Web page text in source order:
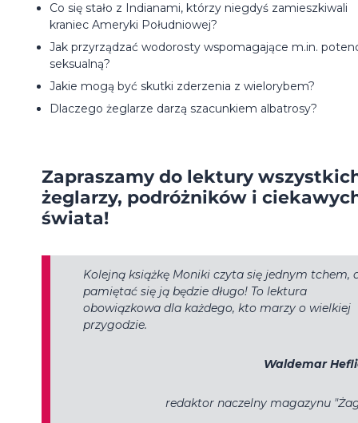
Co się stało z Indianami, którzy niegdyś zamieszkiwali
kraniec Ameryki Południowej?
Jak przyrządzać wodorosty wspomagające m.in.
seksualną?
Jakie mogą być skutki zderzenia z wielorybem?
Dlaczego żeglarze darzą szacunkiem albatrosy?
Zapraszamy do lektury
żeglarzy, podróżników i
świata!
Kolejną książkę Moniki czyta się jednym tchem,
pamiętać się ją będzie długo! To lektura
obowiązkowa dla każdego, kto marzy o wielkiej
przygodzie.
Waldemar
redaktor naczelny magazynu